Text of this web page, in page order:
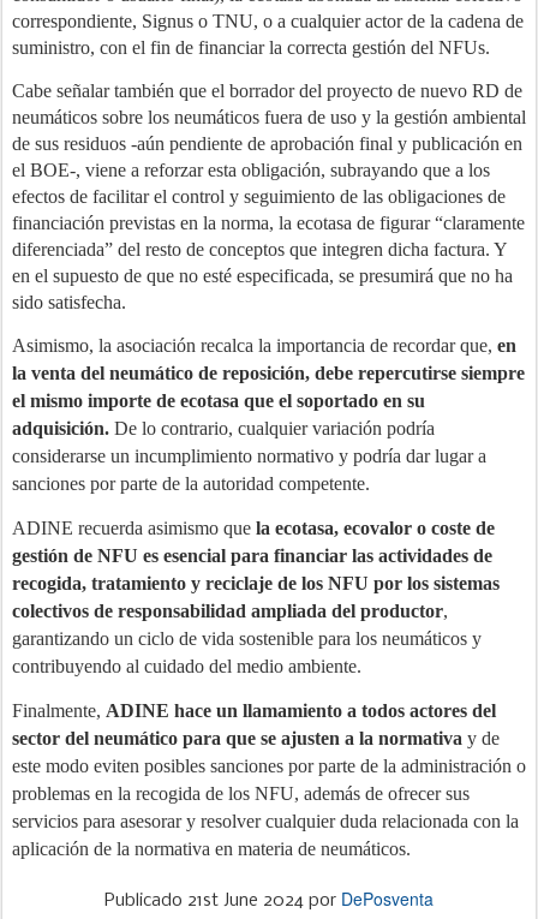
correspondiente, Signus o TNU, o a cualquier actor de la cadena de
suministro, con el fin de financiar la correcta gestión del NFUs.
Cabe señalar también que el borrador del proyecto de nuevo RD de
neumáticos sobre los neumáticos fuera de uso y la gestión ambiental
de sus residuos -aún pendiente de aprobación final y publicación en
el BOE-, viene a reforzar esta obligación, subrayando que a los
efectos de facilitar el control y seguimiento de las obligaciones de
financiación previstas en la norma, la ecotasa de figurar “claramente
diferenciada” del resto de conceptos que integren dicha factura. Y
en el supuesto de que no esté especificada, se presumirá que no ha
sido satisfecha.
Asimismo, la asociación recalca la importancia de recordar que, en
la venta del neumático de reposición, debe repercutirse siempre
el mismo importe de ecotasa que el soportado en su
adquisición. De lo contrario, cualquier variación podría
considerarse un incumplimiento normativo y podría dar lugar a
sanciones por parte de la autoridad competente.
ADINE recuerda asimismo que la ecotasa, ecovalor o coste de
gestión de NFU es esencial para financiar las actividades de
recogida, tratamiento y reciclaje de los NFU por los sistemas
colectivos de responsabilidad ampliada del productor,
garantizando un ciclo de vida sostenible para los neumáticos y
contribuyendo al cuidado del medio ambiente.
Finalmente, ADINE hace un llamamiento a todos actores del
sector del neumático para que se ajusten a la normativa y de
este modo eviten posibles sanciones por parte de la administración o
problemas en la recogida de los NFU, además de ofrecer sus
servicios para asesorar y resolver cualquier duda relacionada con la
aplicación de la normativa en materia de neumáticos.
Publicado 21st June 2024 por DePosventa